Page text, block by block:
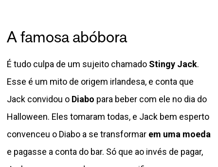
A famosa abóbora
É tudo culpa de um sujeito chamado Stingy Jack.
Esse é um mito de origem irlandesa, e conta que
Jack convidou o Diabo para beber com ele no dia do
Halloween. Eles tomaram todas, e Jack bem esperto
convenceu o Diabo a se transformar em uma moeda
e pagasse a conta do bar. Só que ao invés de pagar,